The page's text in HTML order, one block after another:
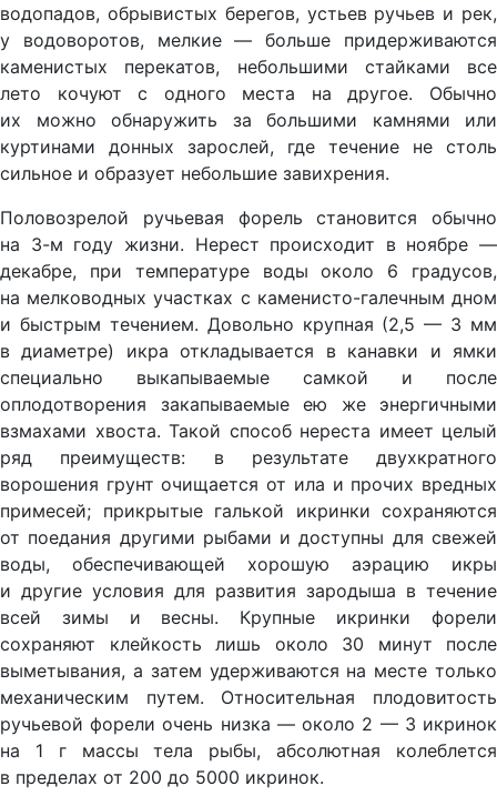
водопадов, обрывистых берегов, устьев ручьев и рек,
у водоворотов, мелкие — больше придерживаются
каменистых перекатов, небольшими стайками все
лето кочуют с одного места на другое. Обычно
их можно обнаружить за большими камнями или
куртинами донных зарослей, где течение не столь
сильное и образует небольшие завихрения.
Половозрелой ручьевая форель становится обычно
на 3-м году жизни. Нерест происходит в ноябре —
декабре, при температуре воды около 6 градусов,
на мелководных участках с каменисто-галечным дном
и быстрым течением. Довольно крупная (2,5 — 3 мм
в диаметре) икра откладывается в канавки и ямки
специально выкапываемые самкой и после
оплодотворения закапываемые ею же энергичными
взмахами хвоста. Такой способ нереста имеет целый
ряд преимуществ: в результате двухкратного
ворошения грунт очищается от ила и прочих вредных
примесей; прикрытые галькой икринки сохраняются
от поедания другими рыбами и доступны для свежей
воды, обеспечивающей хорошую аэрацию икры
и другие условия для развития зародыша в течение
всей зимы и весны. Крупные икринки форели
сохраняют клейкость лишь около 30 минут после
выметывания, а затем удерживаются на месте только
механическим путем. Относительная плодовитость
ручьевой форели очень низка — около 2 — 3 икринок
на 1 г массы тела рыбы, абсолютная колеблется
в пределах от 200 до 5000 икринок.